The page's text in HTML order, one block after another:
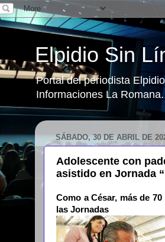
Elpidio Sin
Portal del periodista
Informaciones La Romana.
SÁBADO, 30 DE ABRIL DE
Adolescente con
asistido en Jornada
Como a César, más de
las Jornadas